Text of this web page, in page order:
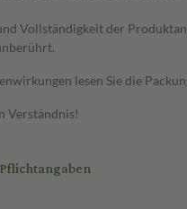
Vollständigkeit der
lesen Sie die
Verständnis!